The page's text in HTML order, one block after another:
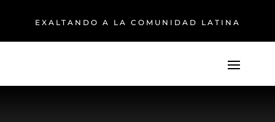
EXALTANDO A LA COMUNIDAD LATINA